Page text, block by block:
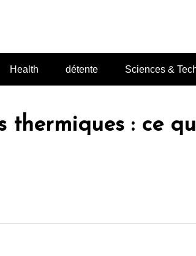
Health détente Sciences &
thermiques : ce